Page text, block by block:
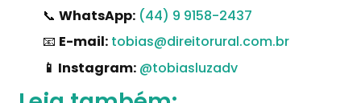
📞 WhatsApp: (44) 9 9158-2437
📧 E-mail: tobias@direitorural.com.br
📱 Instagram: @tobiasluzadv